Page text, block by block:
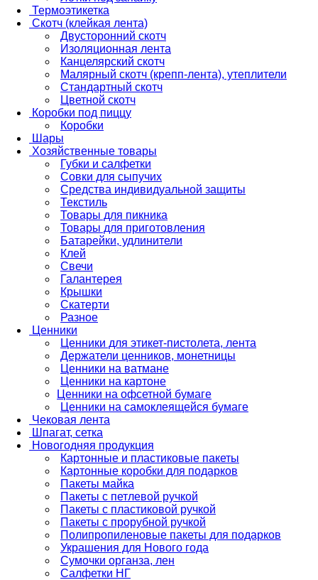
Термоэтикетка
Скотч (клейкая лента)
Двусторонний скотч
Изоляционная лента
Канцелярский скотч
Малярный скотч (крепп-лента), утеплители
Стандартный скотч
Цветной скотч
Коробки под пиццу
Коробки
Шары
Хозяйственные товары
Губки и салфетки
Совки для сыпучих
Средства индивидуальной защиты
Текстиль
Товары для пикника
Товары для приготовления
Батарейки, удлинители
Клей
Свечи
Галантерея
Крышки
Скатерти
Разное
Ценники
Ценники для этикет-пистолета, лента
Держатели ценников, монетницы
Ценники на ватмане
Ценники на картоне
Ценники на офсетной бумаге
Ценники на самоклеящейся бумаге
Чековая лента
Шпагат, сетка
Новогодняя продукция
Картонные и пластиковые пакеты
Картонные коробки для подарков
Пакеты майка
Пакеты с петлевой ручкой
Пакеты с пластиковой ручкой
Пакеты с прорубной ручкой
Полипропиленовые пакеты для подарков
Украшения для Нового года
Сумочки органза, лен
Салфетки НГ